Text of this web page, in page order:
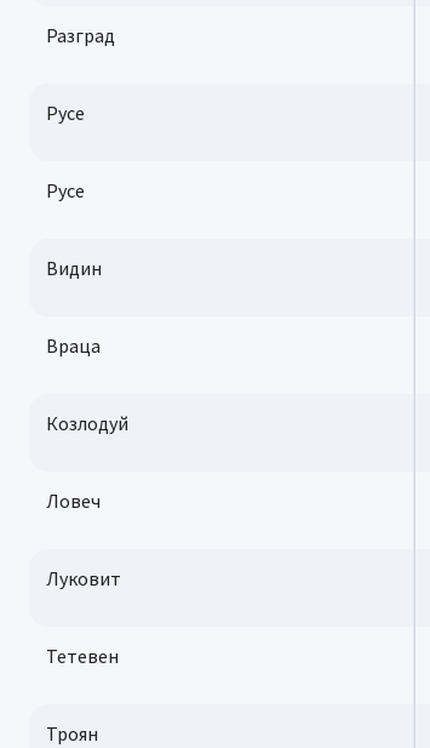
Разград
Русе
Русе
Видин
Враца
Козлодуй
Ловеч
Луковит
Тетевен
Троян